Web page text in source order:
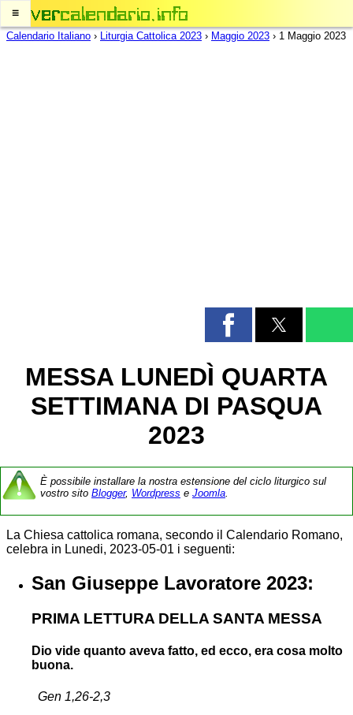
≡
Calendario Italiano › Liturgia Cattolica 2023 › Maggio 2023 › 1 Maggio 2023
MESSA LUNEDÌ QUARTA
SETTIMANA DI PASQUA
2023
È possibile installare la nostra estensione del ciclo liturgico sul
vostro sito Blogger, Wordpress e Joomla.
La Chiesa cattolica romana, secondo il Calendario Romano,
celebra in Lunedi, 2023-05-01 i seguenti:
San Giuseppe Lavoratore 2023:
PRIMA LETTURA DELLA SANTA MESSA
Dio vide quanto aveva fatto, ed ecco, era cosa molto
buona.
Gen 1,26-2,3